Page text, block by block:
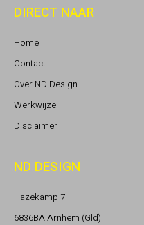
DIRECT NAAR
Home
Contact
Over ND Design
Werkwijze
Disclaimer
ND DESIGN
Hazekamp 7
6836BA Arnhem (Gld)